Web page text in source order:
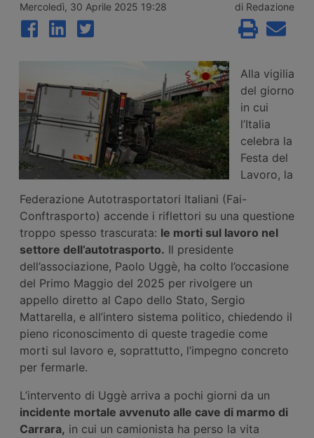
Mercoledì, 30 Aprile 2025 19:28 di Redazione
Alla vigilia
del giorno
in cui
l’Italia
celebra la
Festa del
Lavoro, la
Federazione Autotrasportatori Italiani (Fai-
Conftrasporto) accende i riflettori su una questione
troppo spesso trascurata: le morti sul lavoro nel
settore dell’autotrasporto. Il presidente
dell’associazione, Paolo Uggè, ha colto l’occasione
del Primo Maggio del 2025 per rivolgere un
appello diretto al Capo dello Stato, Sergio
Mattarella, e all’intero sistema politico, chiedendo il
pieno riconoscimento di queste tragedie come
morti sul lavoro e, soprattutto, l’impegno concreto
per fermarle.
L’intervento di Uggè arriva a pochi giorni da un
incidente mortale avvenuto alle cave di marmo di
Carrara, in cui un camionista ha perso la vita